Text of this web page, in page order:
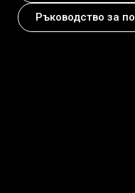
Ръководство за